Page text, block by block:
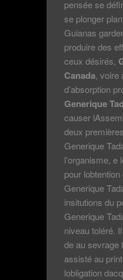
pensée se
se plonger
Guianas
produire des
ceux désirés,
Canada, voire
d’absorption
Generique
causer
deux
Generique
l’organisme,
pour
Generique
insitutions du
Generique
niveau toléré.
de au sevrage
assisté au
lobligation